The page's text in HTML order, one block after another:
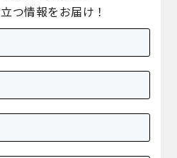
つ情報をお届け！